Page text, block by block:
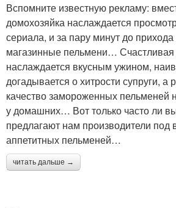
Вспомните известную рекламу:
домохозяйка наслаждается
сериала, и за пару минут до
магазинные пельмени… Счастливая
наслаждается вкусным ужином,
догадывается о хитрости супруги, а
качество замороженных пельменей
у домашних… Вот только часто ли
предлагают нам производители под
аппетитных пельменей…
читать дальше →